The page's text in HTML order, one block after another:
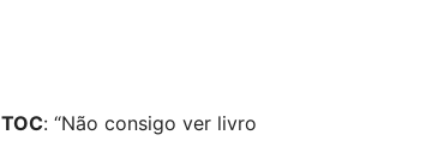
TOC: “Não consigo ver livro